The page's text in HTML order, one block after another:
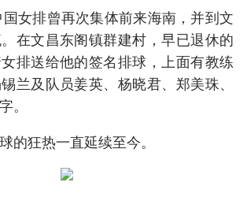
排曾再次集体前来海南，并到文
在文昌东阁镇群建村，早已退休的
排送给他的签名排球，上面有教练
兰及队员姜英、杨晓君、郑美珠、
。
狂热一直延续至今。